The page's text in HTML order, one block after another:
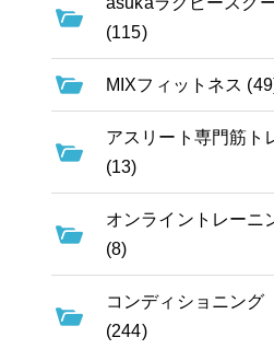
(115)
MIXフィットネス
アスリート専門筋ト
(13)
オンライントレーニ
(8)
コンディショニング
(244)